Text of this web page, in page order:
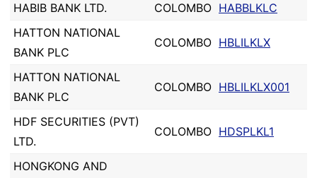
HABIB BANK LTD. COLOMBO HABBLKLC
HATTON NATIONAL
BANK PLC
COLOMBO HBLILKLX
HATTON NATIONAL
BANK PLC
COLOMBO HBLILKLX001
HDF SECURITIES (PVT)
LTD.
COLOMBO HDSPLKL1
HONGKONG AND